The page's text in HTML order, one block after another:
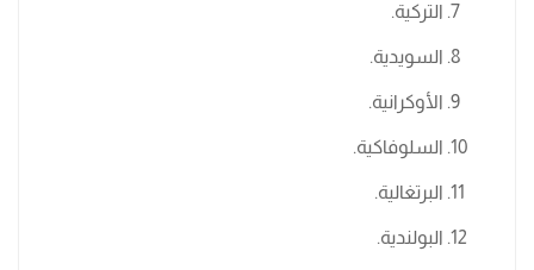
التركية.
السويدية.
الأوكرانية.
السلوفاكية.
البرتغالية.
البولندية.